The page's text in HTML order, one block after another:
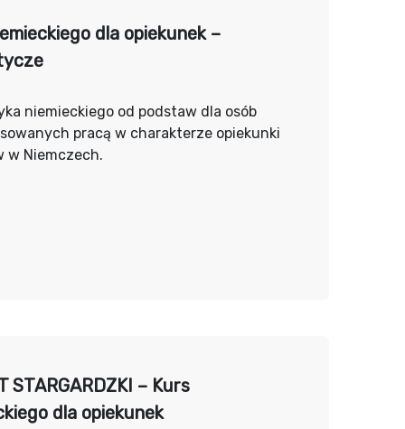
dla opiekunek –
niemieckiego od podstaw dla osób
pracą w charakterze opiekunki
w Niemczech.
STARGARDZKI – Kurs
dla opiekunek